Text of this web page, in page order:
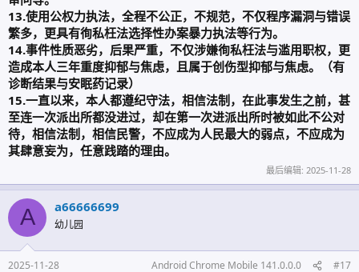
13.使用公权力执法，全程不公正，不规范，不仅程序漏洞与错误
繁多，更具有徇私枉法选择性办案暴力执法等行为。
14.事件性质恶劣，后果严重，不仅涉嫌徇私枉法与滥用职权，更
造成本人三年重度抑郁与焦虑，且属于创伤型抑郁与焦虑。（有
诊断结果与安眠药记录）
15.一直以来，本人都遵纪守法，相信法制，在此事发生之前，甚
至连一次派出所都没进过，却在第一次进派出所时被如此不公对
待，相信法制，相信民警，不应成为人民最大的弱点，不应成为
其肆意妄为，任意践踏的理由。
最后编辑: 2025-11-28
A a66666699
幼儿园
2025-11-28 Android Chrome Mobile 141.0.0.0 #17